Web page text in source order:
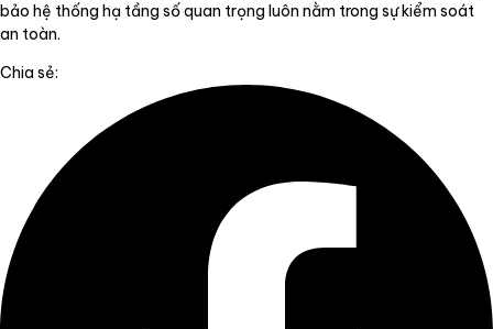
bảo hệ thống hạ tầng số quan trọng luôn nằm trong sự kiểm soát
an toàn.
Chia sẻ: